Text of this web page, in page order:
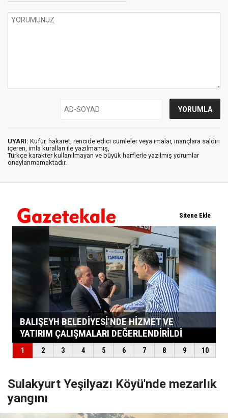
UYARI: Küfür, hakaret, rencide edici cümleler veya imalar, inançlara saldırı
içeren, imla kuralları ile yazılmamış,
Türkçe karakter kullanılmayan ve büyük harflerle yazılmış yorumlar
onaylanmamaktadır.
Sulakyurt Yeşilyazı Köyü'nde mezarlık
yangını